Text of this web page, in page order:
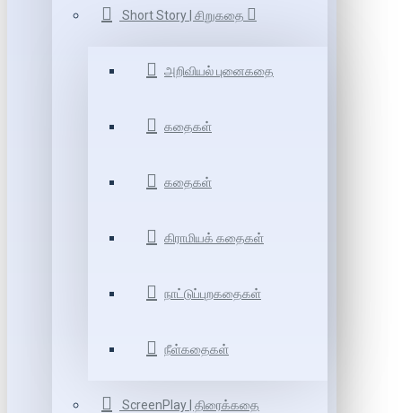
Short Story | சிறுகதை
அறிவியல் புனைகதை
கதைகள்
கதைகள்
கிராமியக் கதைகள்
நாட்டுப்புறகதைகள்
நீள்கதைகள்
ScreenPlay | திரைக்கதை